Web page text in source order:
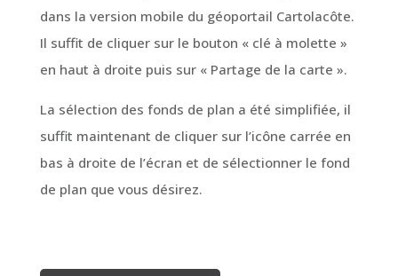
dans la version mobile du géoportail Cartolacôte.
Il suffit de cliquer sur le bouton « clé à molette »
en haut à droite puis sur « Partage de la carte ».
La sélection des fonds de plan a été simplifiée, il
suffit maintenant de cliquer sur l’icône carrée en
bas à droite de l’écran et de sélectionner le fond
de plan que vous désirez.